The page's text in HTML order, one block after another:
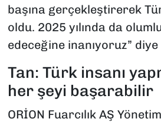
başına gerçekleştirerek
oldu. 2025 yılında da
edeceğine inanıyoruz”
Tan: Türk insanı
her şeyi başarabilir
ORİON Fuarcılık AŞ